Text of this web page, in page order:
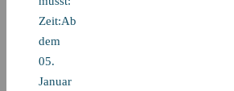
Zeit:Ab
dem
05.
Januar